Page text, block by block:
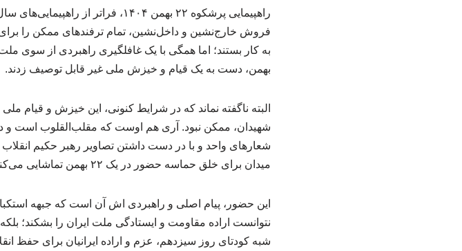
راهپیمایی پرشکوه ۲۲ بهمن ۱۴۰۴،
فروش خارج‌نشین و داخل‌نشین، تمام ترفندهای ممکن را
بهمن، دست به یک قیام و خیزش ملی غیر قابل توصیف زدند.
البته ناگفته نماند که در شرایط کنونی، این خیزش و قیام
شهیدان، ممکن نبود. آری هم اوست که مقلب‌القلوب است و
شعارهای واحد و با در دست داشتن تصاویر رهبر حکیم
میدان برای خلق حماسه حضور در یک ۲۲ بهمن تماشایی می‌کند.
این حضور، پیام اصلی و راهبردی اش آن است که جبهه استکبار
شبه کودتای روز سیزدهم، عزم و اراده ایرانیان برای